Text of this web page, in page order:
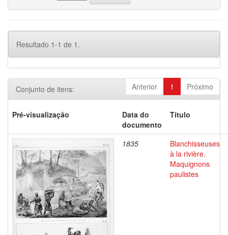
Resultado 1-1 de 1.
Anterior 1 Próximo
Conjunto de itens:
Pré-visualização
Data do
documento
Título
1835
Blanchisseuses
à la rivière.
Maquignons
paulistes